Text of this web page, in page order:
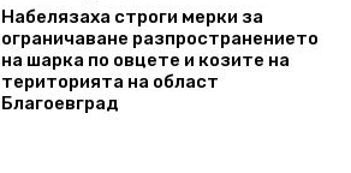
Набелязаха строги мерки за
ограничаване разпространението
на шарка по овцете и козите на
територията на област
Благоевград